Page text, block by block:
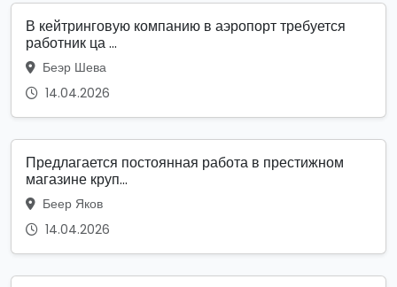
В кейтринговую компанию в аэропорт требуется
работник ца ...
Беэр Шева
14.04.2026
Предлагается постоянная работа в престижном
магазине круп...
Беер Яков
14.04.2026